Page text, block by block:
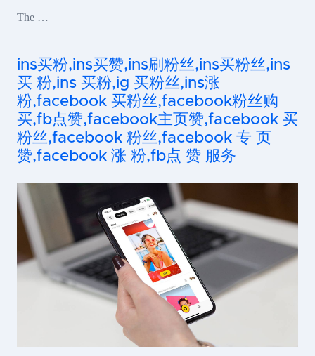
The …
ins买粉,ins买赞,ins刷粉丝,ins买粉丝,ins
买 粉,ins 买粉,ig 买粉丝,ins涨
粉,facebook 买粉丝,facebook粉丝购
买,fb点赞,facebook主页赞,facebook 买
粉丝,facebook 粉丝,facebook 专 页
赞,facebook 涨 粉,fb点 赞 服务